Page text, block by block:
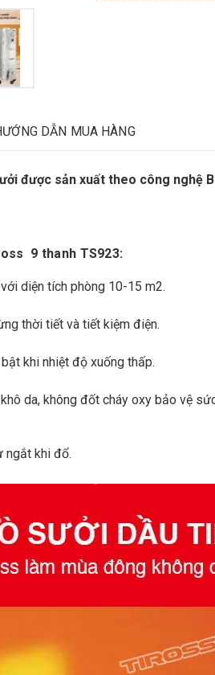
DẪN MUA HÀNG
được sản xuất theo công nghệ
9 thanh TS923:
diện tích phòng 10-15 m2.
thời tiết và tiết kiệm điện.
khi nhiệt độ xuống thấp.
da, không đốt cháy oxy bảo vệ
ngắt khi đổ.